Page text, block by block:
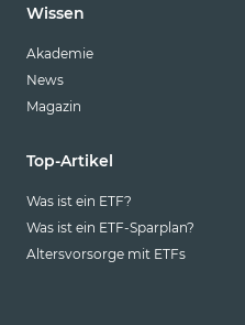
Wissen
Akademie
News
Magazin
Top-Artikel
Was ist ein ETF?
Was ist ein ETF-Sparplan?
Altersvorsorge mit ETFs